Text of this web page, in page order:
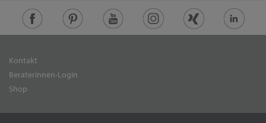
Kontakt
Beraterinnen-Login
Shop